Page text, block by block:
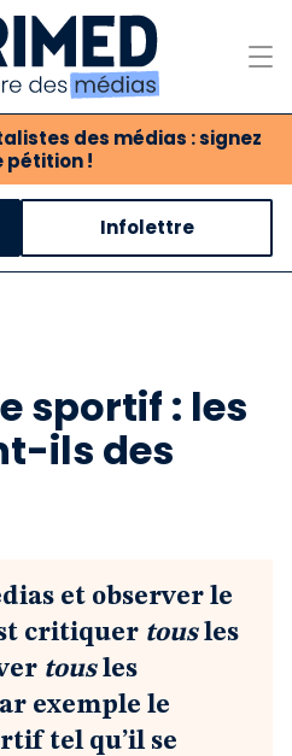
des médias : signez
pétition !
des médias
Infolettre
sportif : les
ils des
et observer le
critiquer tousles
tousles
exemple le
tel qu’il se